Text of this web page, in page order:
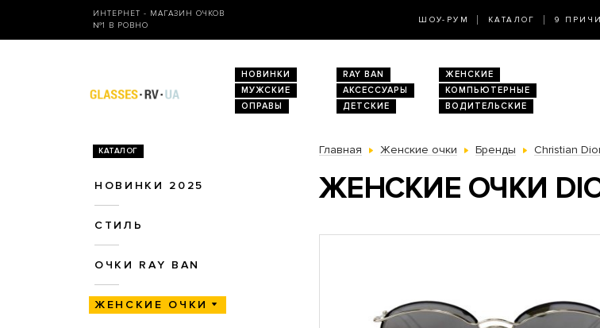
ИНТЕРНЕТ - МАГАЗИН ОЧКОВ
№1 В РОВНО
ШОУ-РУМ КАТАЛОГ 9
НОВИНКИ RAY BAN
ЖЕНСКИЕ
МУЖСКИЕ
АКСЕССУАРЫ
КОМПЬЮТЕРНЫЕ
ОПРАВЫ
ДЕТСКИЕ ВОДИТЕЛЬСКИЕ
КАТАЛОГ
НОВИНКИ 2025
СТИЛЬ
ОЧКИ RAY BAN
ЖЕНСКИЕ ОЧКИ
Главная Женские очки Бренды Christian
ЖЕНСКИЕ ОЧКИ